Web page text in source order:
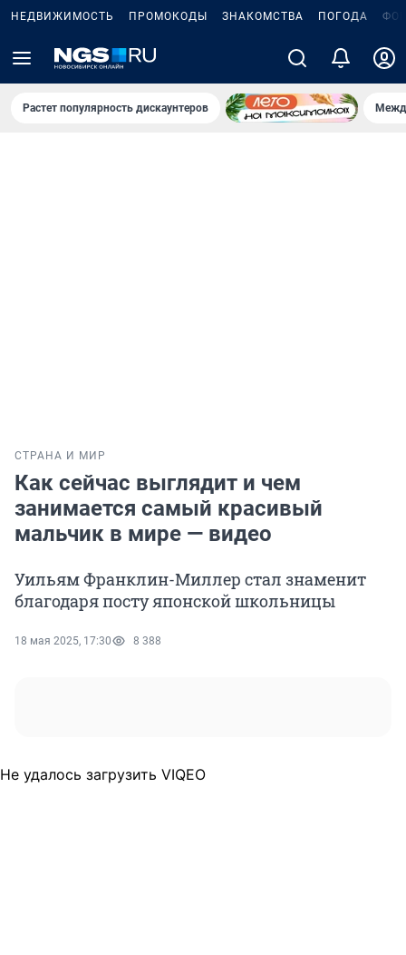
НЕДВИЖИМОСТЬ ПРОМОКОДЫ ЗНАКОМСТВА ПОГОДА
Растет популярность дискаунтеров
СТРАНА И МИР
Как сейчас выглядит и чем
занимается самый красивый
мальчик в мире — видео
Уильям Франклин-Миллер стал знаменит
благодаря посту японской школьницы
18 мая 2025, 17:30 8 388
Не удалось загрузить VIQEO